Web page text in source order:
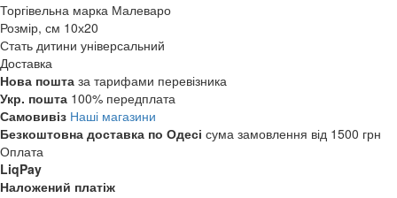
Торгівельна марка Малеваро
Розмір, см 10х20
Стать дитини універсальний
Доставка
Нова пошта за тарифами перевізника
Укр. пошта 100% передплата
Самовивіз Наші магазини
Безкоштовна доставка по Одесі сума замовлення від 1500 грн
Оплата
LiqPay
Наложений платіж